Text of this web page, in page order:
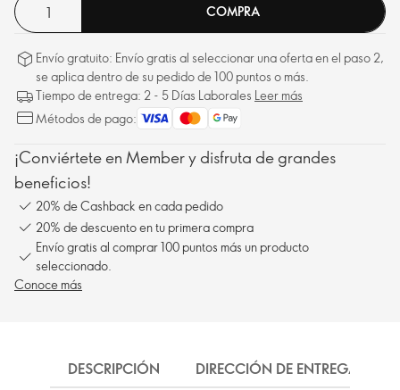
COMPRA
Envío gratuito: Envío gratis al seleccionar una oferta en el paso 2,
se aplica dentro de su pedido de 100 puntos o más.
Tiempo de entrega: 2 - 5 Días Laborales Leer más
Métodos de pago:
¡Conviértete en Member y disfruta de grandes
beneficios!
20% de Cashback en cada pedido
20% de descuento en tu primera compra
Envío gratis al comprar 100 puntos más un producto
seleccionado.
Conoce más
DESCRIPCIÓN DIRECCIÓN DE ENTREGA